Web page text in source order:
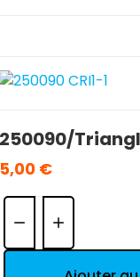
5,00 €
Quantité: